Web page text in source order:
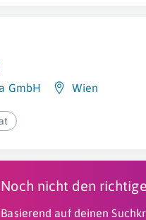
GmbH Wien
Noch nicht den
Basierend auf deinen